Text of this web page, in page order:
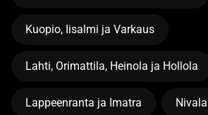
Kuopio, Iisalmi ja Varkaus
Lahti, Orimattila, Heinola ja Hollola
Lappeenranta ja Imatra Nivala